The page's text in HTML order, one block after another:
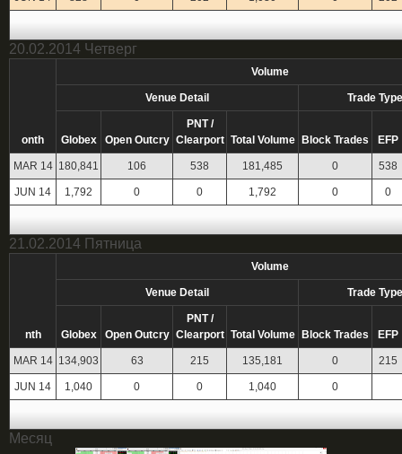
20.02.2014 Четверг
onth
Volume
Venue Detail Trade
Globex Open Outcry
PNT /
Clearport Total Volume Block Trades EFP
MAR 14 180,841 106 538 181,485 0 538
JUN 14 1,792 0 0 1,792 0 0
21.02.2014 Пятница
nth
Volume
Venue Detail Trade
Globex Open Outcry
PNT /
Clearport Total Volume Block Trades EFP
MAR 14 134,903 63 215 135,181 0 215
JUN 14 1,040 0 0 1,040 0
Месяц